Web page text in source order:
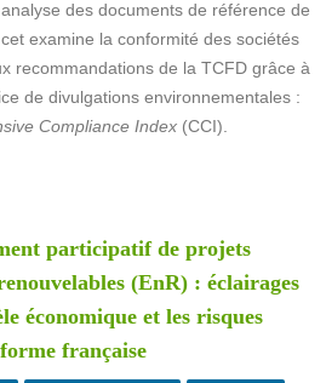
analyse des documents de référence de
examine la conformité des sociétés
recommandations de la TCFD grâce à
de divulgations environnementales :
Compliance Index (CCI).
participatif de projets
(EnR) : éclairages
économique et les risques
française